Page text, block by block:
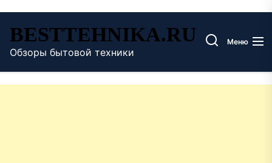
содержимому
BESTTEHNIKA.RU
Обзоры бытовой техники
Меню